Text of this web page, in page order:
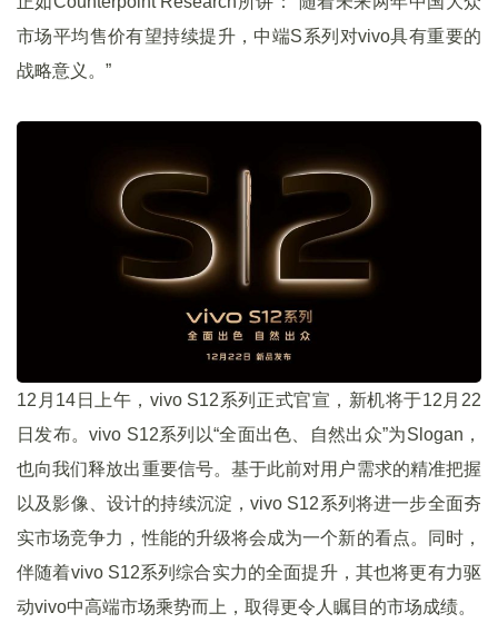
市场平均售价有望持续提升，中端S系列对vivo具有重要的
战略意义。”
12月14日上午，vivo S12系列正式官宣，新机将于12月22
日发布。vivo S12系列以“全面出色、自然出众”为Slogan，
也向我们释放出重要信号。基于此前对用户需求的精准把握
以及影像、设计的持续沉淀，vivo S12系列将进一步全面夯
实市场竞争力，性能的升级将会成为一个新的看点。同时，
伴随着vivo S12系列综合实力的全面提升，其也将更有力驱
动vivo中高端市场乘势而上，取得更令人瞩目的市场成绩。